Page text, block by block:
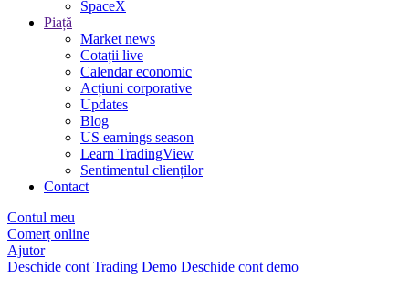
SpaceX
Piață
Market news
Cotații live
Calendar economic
Acțiuni corporative
Updates
Blog
US earnings season
Learn TradingView
Sentimentul clienților
Contact
Contul meu
Comerț online
Ajutor
Deschide cont Trading Demo Deschide cont demo